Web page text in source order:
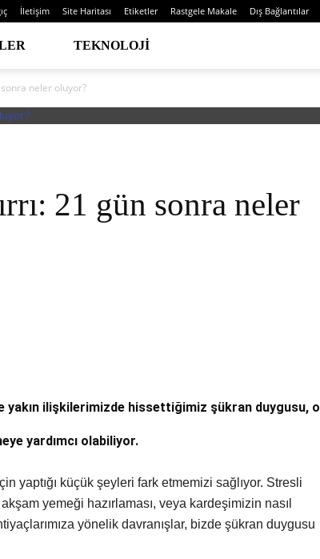
İletişim Site Haritası Etiketler Rastgele Makale Dış Bağlantılar
TEKNOLOJI
sonra neler oluyor?
21 gün sonra neler
yakın ilişkilerimizde hissettiğimiz şükran duygusu, o
yardımcı olabiliyor.
yaptığı küçük şeyleri fark etmemizi sağlıyor. Stresli
yemeği hazırlaması, veya kardeşimizin nasıl
yönelik davranışlar, bizde şükran duygusu